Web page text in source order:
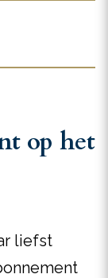
op het
liefst